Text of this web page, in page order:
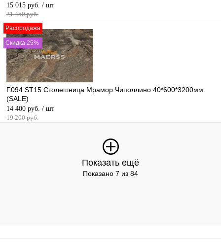
15 015 руб. / шт
21 450 руб.
Распродажа
Скидка 25%
F094 ST15 Столешница Мрамор Чиполлино 40*600*3200мм
(SALE)
14 400 руб. / шт
19 200 руб.
Показать ещё
Показано 7 из 84